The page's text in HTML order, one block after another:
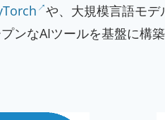
や、大規模言語モ
ンなAIツールを基盤に構